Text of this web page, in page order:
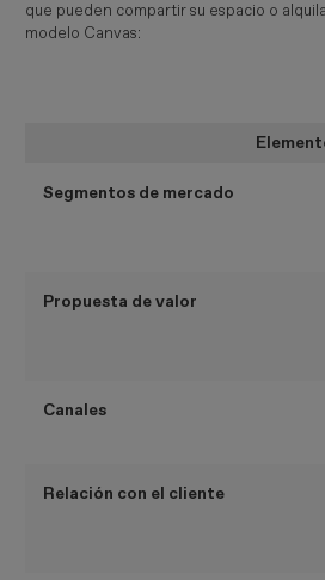
que pueden compartir su espacio o
modelo Canvas:
Segmentos de mercado
Propuesta de valor
Canales
Relación con el cliente